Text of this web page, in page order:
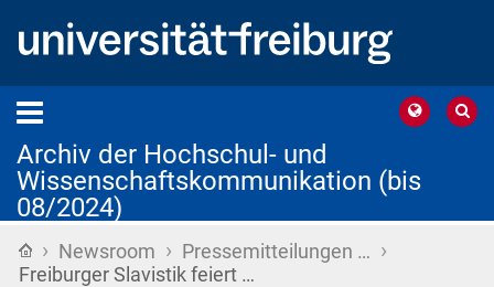
Archiv der Hochschul- und
Wissenschaftskommunikation (bis
08/2024)
Startseite
› Newsroom › Pressemitteilungen … ›
Freiburger Slavistik feiert …